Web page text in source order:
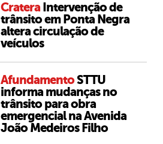
Cratera Intervenção de
trânsito em Ponta Negra
altera circulação de
veículos
AfundamentoSTTU
informa mudanças no
trânsito para obra
emergencial na Avenida
João Medeiros Filho